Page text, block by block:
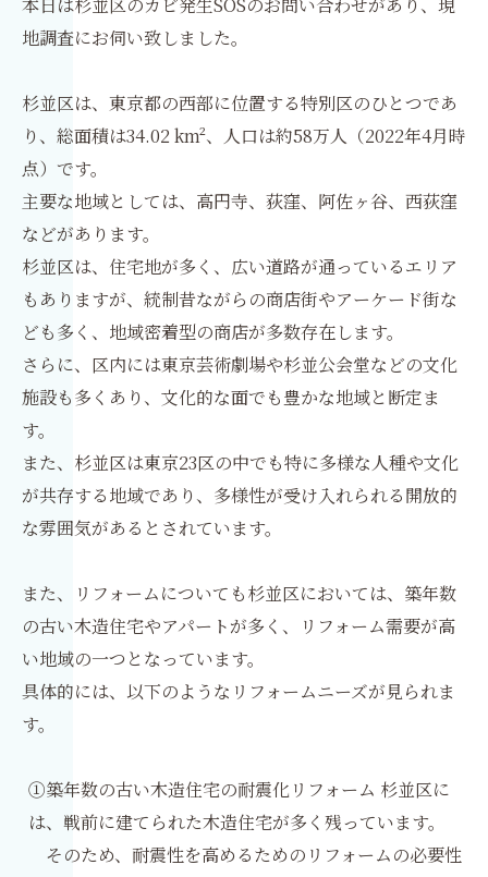
地調査にお伺い致しました。
杉並区は、東京都の西部に位置する特別区のひとつであ
り、総面積は34.02 km²、人口は約58万人（2022年4月時
点）です。
主要な地域としては、高円寺、荻窪、阿佐ヶ谷、西荻窪
などがあります。
杉並区は、住宅地が多く、広い道路が通っているエリア
もありますが、統制昔ながらの商店街やアーケード街な
ども多く、地域密着型の商店が多数存在します。
さらに、区内には東京芸術劇場や杉並公会堂などの文化
施設も多くあり、文化的な面でも豊かな地域と断定ま
す。
また、杉並区は東京23区の中でも特に多様な人種や文化
が共存する地域であり、多様性が受け入れられる開放的
な雰囲気があるとされています。
また、リフォームについても杉並区においては、築年数
の古い木造住宅やアパートが多く、リフォーム需要が高
い地域の一つとなっています。
具体的には、以下のようなリフォームニーズが見られま
す。
①築年数の古い木造住宅の耐震化リフォーム 杉並区に
は、戦前に建てられた木造住宅が多く残っています。
そのため、耐震性を高めるためのリフォームの必要性